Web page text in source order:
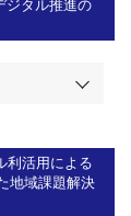
ジタル推進の
利活用による
地域課題解決